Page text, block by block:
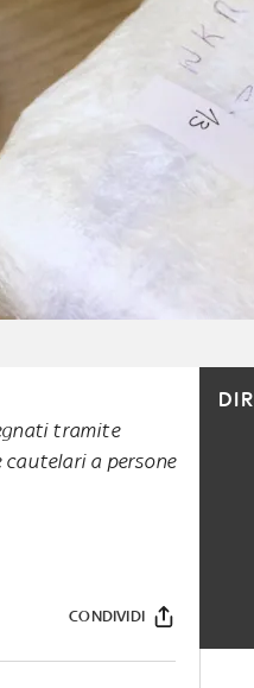
tramite
a persone
CONDIVIDI